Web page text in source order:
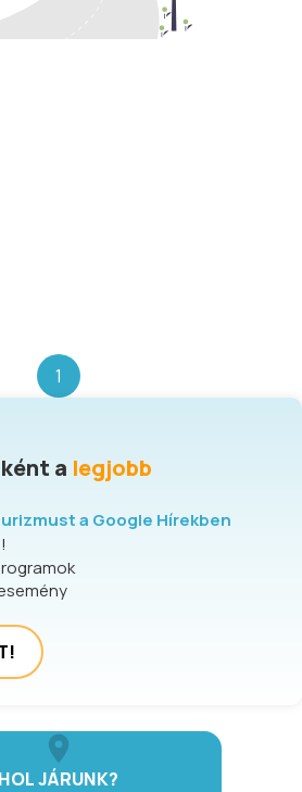
1
a legjobb
a Google Hírekben
HOL JÁRUNK?